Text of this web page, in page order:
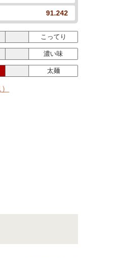
91.242
こってり
濃い味
太麺